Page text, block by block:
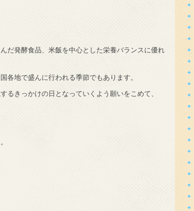
だ発酵食品、米飯を中心とした栄養バランスに優れ
各地で盛んに行われる季節でもあります。
るきっかけの日となっていくよう願いをこめて、